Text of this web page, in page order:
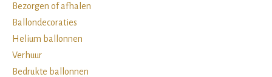
Bezorgen of afhalen
Ballondecoraties
Helium ballonnen
Verhuur
Bedrukte ballonnen